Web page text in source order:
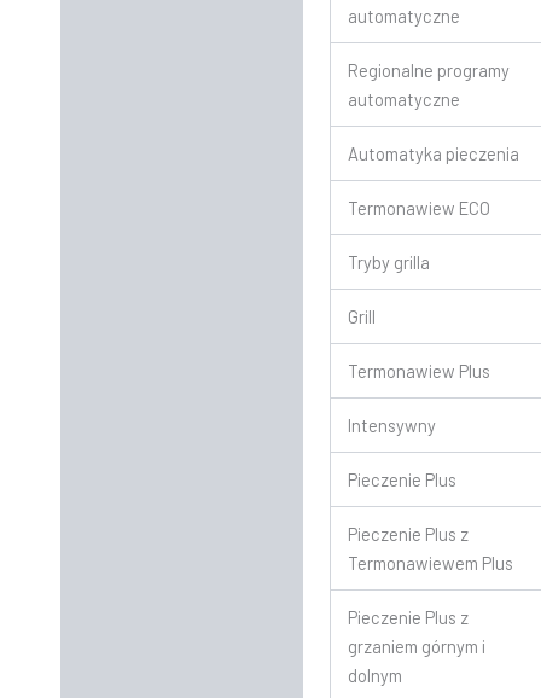
automatyczne
Regionalne programy
automatyczne
Automatyka pieczenia
Termonawiew ECO
Tryby grilla
Grill
Termonawiew Plus
Intensywny
Pieczenie Plus
Pieczenie Plus z
Termonawiewem Plus
Pieczenie Plus z
grzaniem górnym i
dolnym